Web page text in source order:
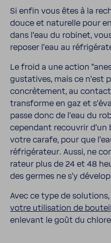
Si enfin vous êtes à la
douce et natu­relle pour
dans l’eau du robinet,
reposer l’eau au
Le froid a une action
gusta­tives, mais ce n’est
concrè­te­ment, au
trans­forme en gaz et
passe donc de l’eau du
cepen­dant recou­vrir d'un
votre carafe, pour que
réfri­gé­ra­teur. Aussi, ne
ra­teur plus de 24 et 48
des germes ne s’y
Avec ce type de
votre utili­sa­tion de
enle­vant le goût du